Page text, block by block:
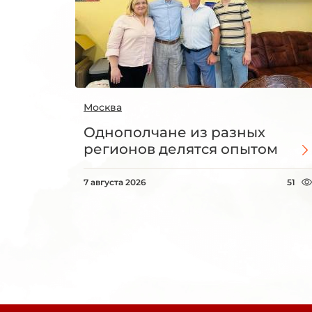
Москва
Однополчане из разных
регионов делятся опытом
7 августа 2026 51